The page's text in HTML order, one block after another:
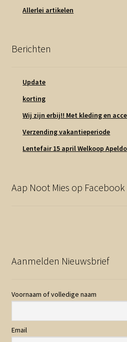
Allerlei artikelen
Berichten
Update
korting
Wij zijn erbij!! Met kleding en
Verzending vakantieperiode
Lentefair 15 april Welkoop
Aap Noot Mies op Facebook
Aanmelden Nieuwsbrief
Voornaam of volledige naam
Email